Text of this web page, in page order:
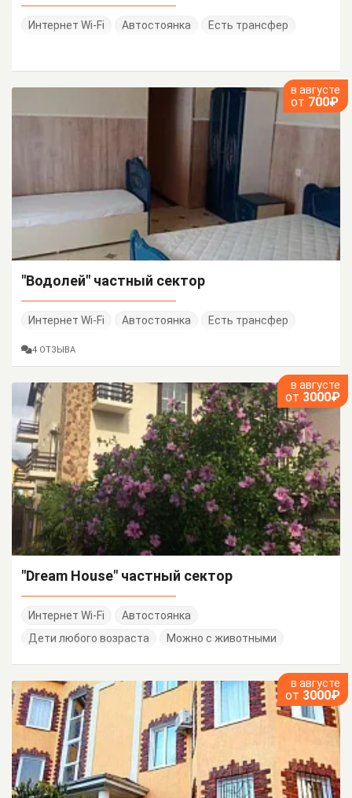
Интернет Wi-Fi Автостоянка Есть трансфер
в августе
от 700₽
"Водолей" частный сектор
Интернет Wi-Fi Автостоянка Есть трансфер
4 ОТЗЫВА
в августе
от 3000₽
"Dream House" частный сектор
Интернет Wi-Fi
Автостоянка
Дети любого возраста
Можно с животными
в августе
от 3000₽